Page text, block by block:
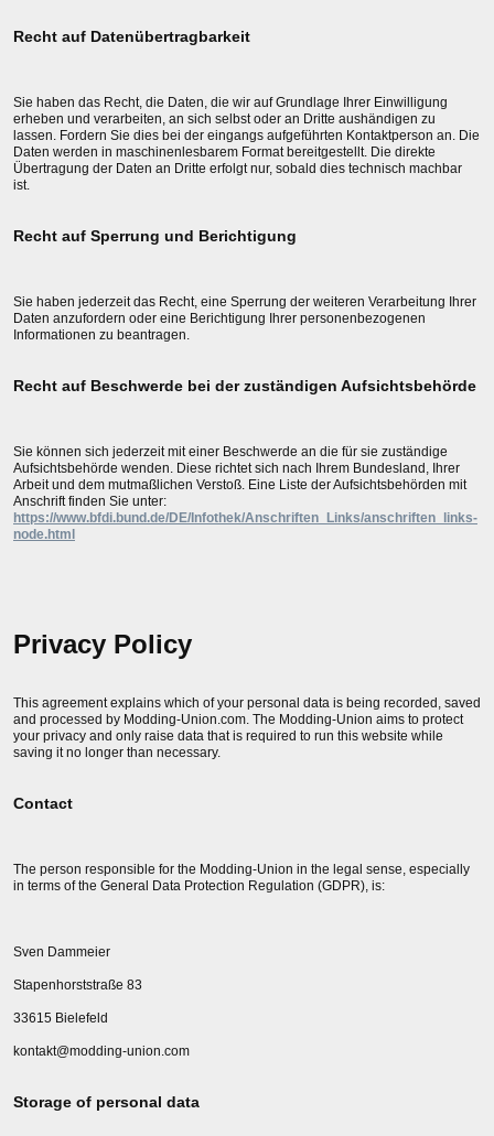
Recht auf Datenübertragbarkeit
Sie haben das Recht, die Daten, die wir auf Grundlage Ihrer Einwilligung
erheben und verarbeiten, an sich selbst oder an Dritte aushändigen zu
lassen. Fordern Sie dies bei der eingangs aufgeführten Kontaktperson an. Die
Daten werden in maschinenlesbarem Format bereitgestellt. Die direkte
Übertragung der Daten an Dritte erfolgt nur, sobald dies technisch machbar
ist.
Recht auf Sperrung und Berichtigung
Sie haben jederzeit das Recht, eine Sperrung der weiteren Verarbeitung Ihrer
Daten anzufordern oder eine Berichtigung Ihrer personenbezogenen
Informationen zu beantragen.
Recht auf Beschwerde bei der zuständigen Aufsichtsbehörde
Sie können sich jederzeit mit einer Beschwerde an die für sie zuständige
Aufsichtsbehörde wenden. Diese richtet sich nach Ihrem Bundesland, Ihrer
Arbeit und dem mutmaßlichen Verstoß. Eine Liste der Aufsichtsbehörden mit
Anschrift finden Sie unter:
https://www.bfdi.bund.de/DE/Infothek/Anschriften_Links/anschriften_links-
node.html
Privacy Policy
This agreement explains which of your personal data is being recorded, saved
and processed by Modding-Union.com. The Modding-Union aims to protect
your privacy and only raise data that is required to run this website while
saving it no longer than necessary.
Contact
The person responsible for the Modding-Union in the legal sense, especially
in terms of the General Data Protection Regulation (GDPR), is:
Sven Dammeier
Stapenhorststraße 83
33615 Bielefeld
kontakt@modding-union.com
Storage of personal data